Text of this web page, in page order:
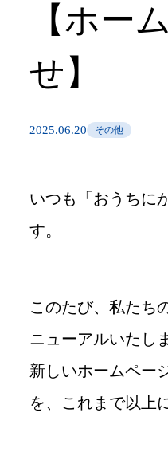
【ホー
せ】
2025.06.20 その他
いつも「おうちに
す。
このたび、私たち
ニューアルいたし
新しいホームペー
を、これまで以上